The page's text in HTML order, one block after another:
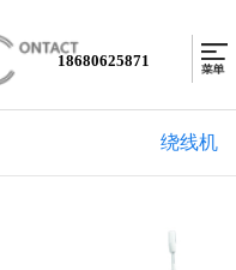
18680625871
绕线机